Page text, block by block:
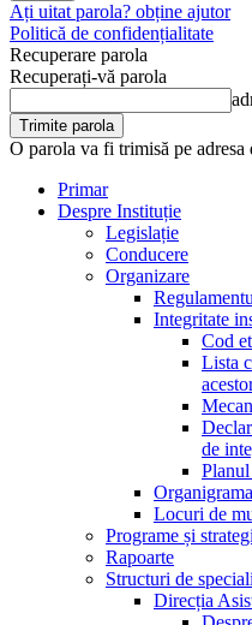
Ați uitat parola? obține ajutor
Politică de confidențialitate
Recuperare parola
Recuperați-vă parola
O parola va fi trimisă pe adresa
Primar
Despre Instituție
Legislație
Conducere
Organizare
Integritate
Cod
Lista
de
Locuri de
Programe și
Rapoarte
Structuri de
Direcția